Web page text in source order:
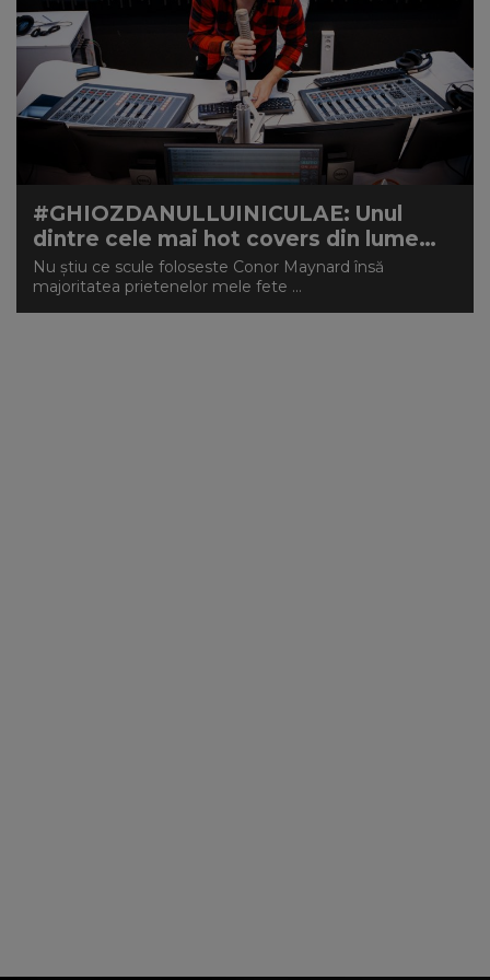
#GHIOZDANULLUINICULAE: Unul
dintre cele mai hot covers din lume…
Nu știu ce scule foloseste Conor Maynard însă
majoritatea prietenelor mele fete ...